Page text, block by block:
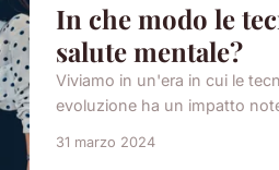
In che modo le
salute mentale?
Viviamo in un'era in cui le
evoluzione ha un impatto
31 marzo 2024